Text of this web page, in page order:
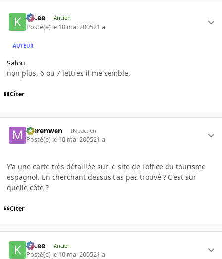
K-Lee Ancien
Posté(e) le 10 mai 200521 a
AUTEUR
Salou
non plus, 6 ou 7 lettres il me semble.
Citer
Merenwen INpactien
Posté(e) le 10 mai 200521 a
Y'a une carte très détaillée sur le site de l'office du tourisme
espagnol. En cherchant dessus t'as pas trouvé ? C'est sur
quelle côte ?
Citer
K-Lee Ancien
Posté(e) le 10 mai 200521 a